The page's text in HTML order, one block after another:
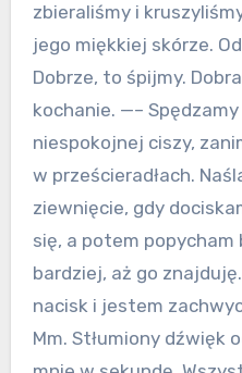
zbieraliśmy i
jego miękkiej skórze.
Dobrze, to śpijmy.
kochanie. —–
niespokojnej ciszy,
w prześcieradłach.
ziewnięcie, gdy
się, a potem popycham
bardziej, aż go
nacisk i jestem
Mm. Stłumiony dźwięk